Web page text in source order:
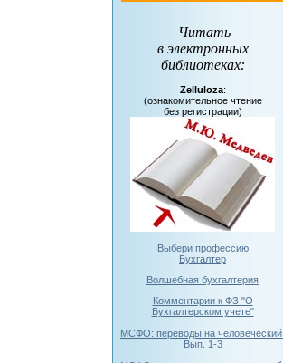
Читать
в электронных
библиотеках:
Zelluloza:
(ознакомительное чтение
без регистрации)
Выбери профессию
Бухгалтер
Волшебная бухгалтерия
Комментарии к ФЗ "О
Бухгалтерском учете"
МСФО: переводы на человеческий.
Вып. 1-3